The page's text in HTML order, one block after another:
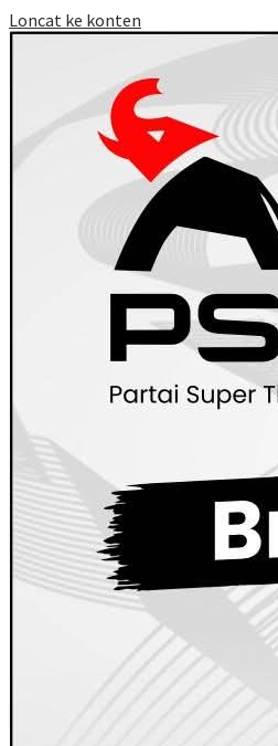
Loncat ke konten